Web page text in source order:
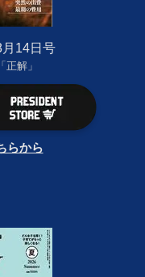
14日号
解」
らから